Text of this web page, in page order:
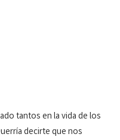
tantos en la vida de los
decirte que nos